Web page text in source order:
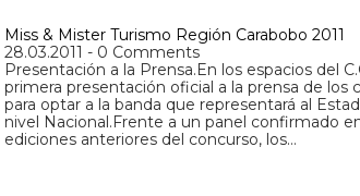
Miss & Mister Turismo Región Carabobo 2011
28.03.2011 - 0 Comments
Presentación a la Prensa.En los espacios del
primera presentación oficial a la prensa de
para optar a la banda que representará al
nivel Nacional.Frente a un panel confirmado
ediciones anteriores del concurso, los…